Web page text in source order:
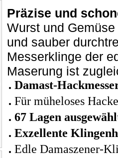
Präzise und
Wurst und
und sauber
Messerklinge der
Maserung ist
Damast-
Für müheloses
67 Lagen
Exzellente
Edle Damaszener-